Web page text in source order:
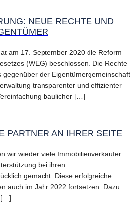
NEUE RECHTE UND
am 17. September 2020 die Reform
(WEG) beschlossen. Die Rechte
gegenüber der Eigentümergemeinschaft
transparenter und effizienter
baulicher […]
PARTNER AN IHRER SEITE
wir wieder viele Immobilienverkäufer
bei ihren
gemacht. Diese erfolgreiche
auch im Jahr 2022 fortsetzen. Dazu
[…]